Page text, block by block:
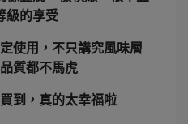
級的享受
使用 ，不只講究風味層
質都不馬虎
到，真的太幸福啦